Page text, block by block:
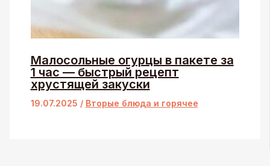
Малосольные огурцы в пакете за
1 час — быстрый рецепт
хрустящей закуски
19.07.2025 / Вторые блюда и горячее